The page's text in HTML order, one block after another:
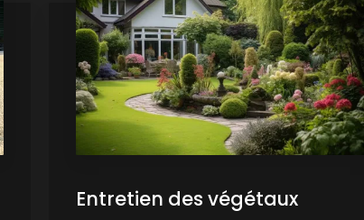
Entretien des végétaux